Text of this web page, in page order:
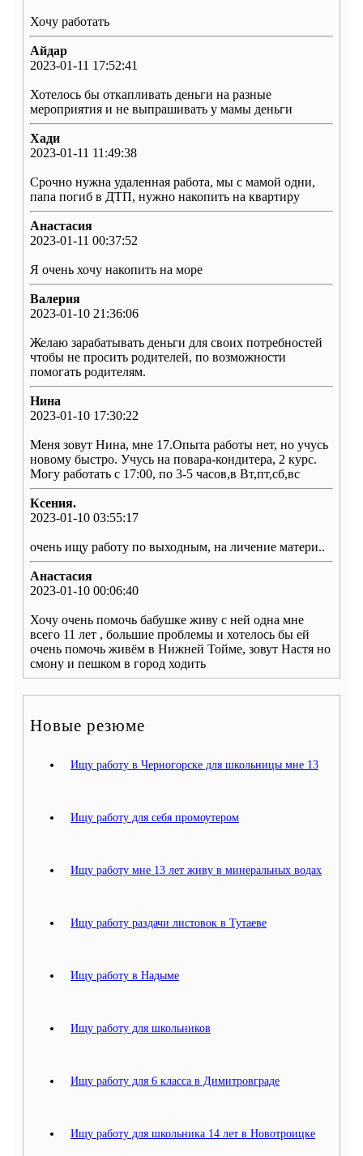
Хочу работать
Айдар
2023-01-11 17:52:41
Хотелось бы откапливать деньги на разные
мероприятия и не выпрашивать у мамы деньги
Хади
2023-01-11 11:49:38
Срочно нужна удаленная работа, мы с мамой одни,
папа погиб в ДТП, нужно накопить на квартиру
Анастасия
2023-01-11 00:37:52
Я очень хочу накопить на море
Валерия
2023-01-10 21:36:06
Желаю зарабатывать деньги для своих потребностей
чтобы не просить родителей, по возможности
помогать родителям.
Нина
2023-01-10 17:30:22
Меня зовут Нина, мне 17.Опыта работы нет, но учусь
новому быстро. Учусь на повара-кондитера, 2 курс.
Могу работать с 17:00, по 3-5 часов,в Вт,пт,сб,вс
Ксения.
2023-01-10 03:55:17
очень ищу работу по выходным, на личение матери..
Анастасия
2023-01-10 00:06:40
Хочу очень помочь бабушке живу с ней одна мне
всего 11 лет , большие проблемы и хотелось бы ей
очень помочь живём в Нижней Тойме, зовут Настя но
смону и пешком в город ходить
Новые резюме
Ищу работу в Черногорске для школьницы мне 13
Ищу работу для себя промоутером
Ищу работу мне 13 лет живу в минеральных водах
Ищу работу раздачи листовок в Тутаеве
Ищу работу в Надыме
Ищу работу для школьников
Ищу работу для 6 класса в Димитровграде
Ищу работу для школьника 14 лет в Новотроицке